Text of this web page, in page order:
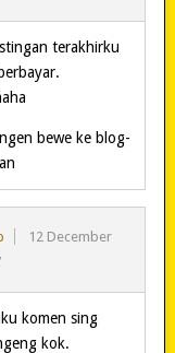
terakhirku
bewe ke blog-
12 December
komen sing
kok.